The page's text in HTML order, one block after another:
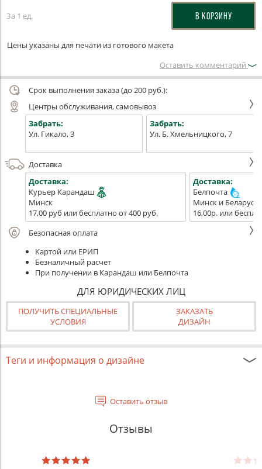
За 1 ед. В КОРЗИНУ
Цены указаны для печати из готового макета
Оставить комментарий
Срок выполнения заказа (до 200 руб.):
Центры обслуживания, самовывоз
Забрать:
Ул. Гикало, 3
Забрать:
Ул. Б. Хмельницкого, 7
Доставка
Доставка:
Курьер Карандаш
Минск
17,00 руб или бесплатно от 400 руб.
Доставка:
Белпочта
Минск и Беларусь
16,00р. или
Безопасная оплата
Картой или ЕРИП
Безналичный расчет
При получении в Карандаш или Белпочта
ДЛЯ ЮРИДИЧЕСКИХ ЛИЦ
ПОЛУЧИТЬ СПЕЦИАЛЬНЫЕ
УСЛОВИЯ
ЗАКАЗАТЬ
ДИЗАЙН
Теги и информация о дизайне
Оставить отзыв
Отзывы